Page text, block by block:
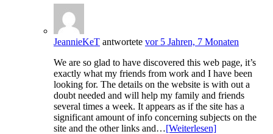
JeannieKeT antwortete vor 5 Jahren, 7 Monaten
We are so glad to have discovered this web page, it’s
exactly what my friends from work and I have been
looking for. The details on the website is with out a
doubt needed and will help my family and friends
several times a week. It appears as if the site has a
significant amount of info concerning subjects on the
site and the other links and…[Weiterlesen]